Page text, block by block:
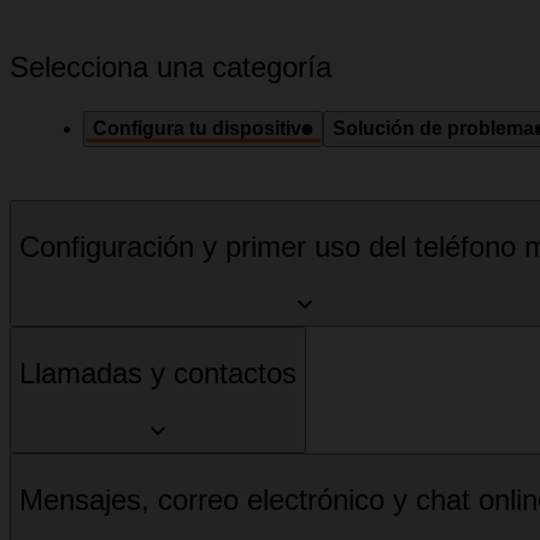
Selecciona una categoría
Configura tu dispositivo Solución de
Configuración y primer uso del teléfono
Llamadas y contactos
Mensajes, correo electrónico y chat